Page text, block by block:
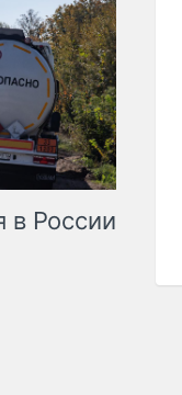
в России